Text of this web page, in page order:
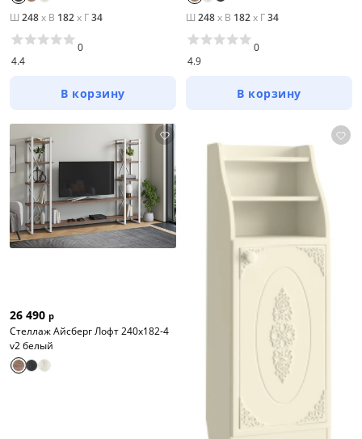
Ш 248x В 182x Г34
4.4
0
В корзину
Ш 248x В 182x Г34
4.9
0
В корзину
26 490 р
Стеллаж Айсберг Лофт 240х182-4
v2 белый